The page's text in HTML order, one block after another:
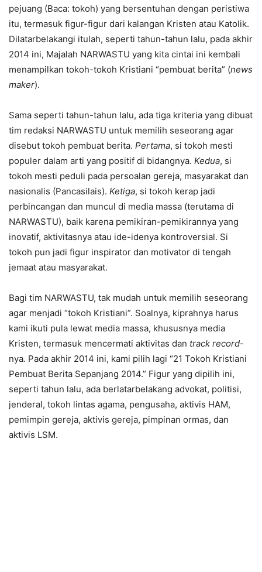
pejuang (Baca: tokoh) yang bersentuhan dengan peristiwa
itu, termasuk figur-figur dari kalangan Kristen atau Katolik.
Dilatarbelakangi itulah, seperti tahun-tahun lalu, pada akhir
2014 ini, Majalah NARWASTU yang kita cintai ini kembali
menampilkan tokoh-tokoh Kristiani “pembuat berita” (news
maker).
Sama seperti tahun-tahun lalu, ada tiga kriteria yang dibuat
tim redaksi NARWASTU untuk memilih seseorang agar
disebut tokoh pembuat berita. Pertama, si tokoh mesti
populer dalam arti yang positif di bidangnya. Kedua, si
tokoh mesti peduli pada persoalan gereja, masyarakat dan
nasionalis (Pancasilais). Ketiga, si tokoh kerap jadi
perbincangan dan muncul di media massa (terutama di
NARWASTU), baik karena pemikiran-pemikirannya yang
inovatif, aktivitasnya atau ide-idenya kontroversial. Si
tokoh pun jadi figur inspirator dan motivator di tengah
jemaat atau masyarakat.
Bagi tim NARWASTU, tak mudah untuk memilih seseorang
agar menjadi “tokoh Kristiani”. Soalnya, kiprahnya harus
kami ikuti pula lewat media massa, khususnya media
Kristen, termasuk mencermati aktivitas dan track record-
nya. Pada akhir 2014 ini, kami pilih lagi “21 Tokoh Kristiani
Pembuat Berita Sepanjang 2014.” Figur yang dipilih ini,
seperti tahun lalu, ada berlatarbelakang advokat, politisi,
jenderal, tokoh lintas agama, pengusaha, aktivis HAM,
pemimpin gereja, aktivis gereja, pimpinan ormas, dan
aktivis LSM.